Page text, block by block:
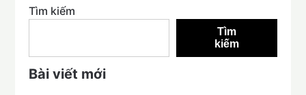
Tìm kiếm
Tìm
kiếm
Bài viết mới